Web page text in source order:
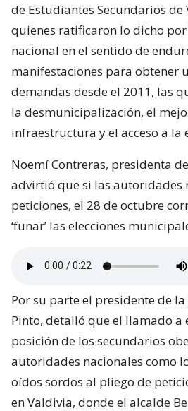
de Estudiantes Secundarios de
quienes ratificaron lo dicho
nacional en el sentido de
manifestaciones para obtener
demandas desde el 2011, las
la desmunicipalización, el
infraestructura y el acceso a la
Noemí Contreras, presidenta
advirtió que si las autoridades
peticiones, el 28 de octubre
‘funar’ las elecciones
Por su parte el presidente de la
Pinto, detalló que el llamado a
posición de los secundarios
autoridades nacionales como
oídos sordos al pliego de
en Valdivia, donde el alcalde